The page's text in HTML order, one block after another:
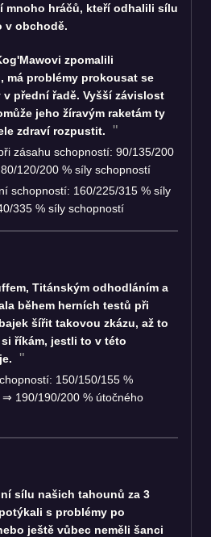
mnoho hráčů, kteří odhalili sílu
v obchodě.
zpomalili
má problémy prokousat se
přední řadě. Vyšší závislost
jeho žíravým raketám ty
zdraví rozpustit.
zásahu schopností: 90/135/200
80/120/200 % síly schopností
schopností: 160/225/315 % síly
335 % síly schopností
Titánským odhodláním a
během herních testů při
šířit takovou zkázu, až to
říkám, jestli to v této
150/150/155 %
⇒ 190/190/200 % útočného
sílu našich tahounů za 3
s problémy po
ještě vůbec neměli šanci